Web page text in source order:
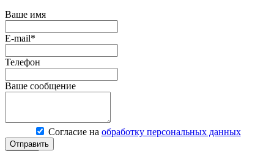
Ваше имя
E-mail*
Телефон
Ваше сообщение
Согласие на обработку персональных данных
Отправить